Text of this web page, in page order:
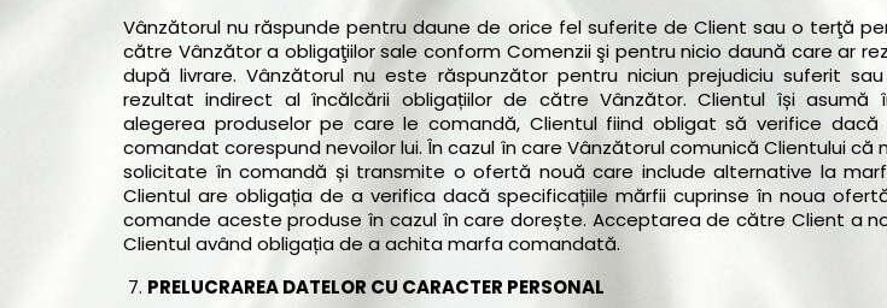
Vânzătorul nu răspunde pentru daune de orice fel suferite de Client sau o terţă
către Vânzător a obligaţiilor sale conform Comenzii şi pentru nicio daună care ar
după livrare. Vânzătorul nu este răspunzător pentru niciun prejudiciu suferit
rezultat indirect al încălcării obligațiilor de către Vânzător. Clientul își asumă
alegerea produselor pe care le comandă, Clientul fiind obligat să verifice dacă
comandat corespund nevoilor lui. În cazul în care Vânzătorul comunică Clientului că
solicitate în comandă și transmite o ofertă nouă care include alternative la
Clientul are obligația de a verifica dacă specificațiile mărfii cuprinse în noua
comande aceste produse în cazul în care dorește. Acceptarea de către Client a
Clientul având obligația de a achita marfa comandată.
PRELUCRAREA DATELOR CU CARACTER PERSONAL